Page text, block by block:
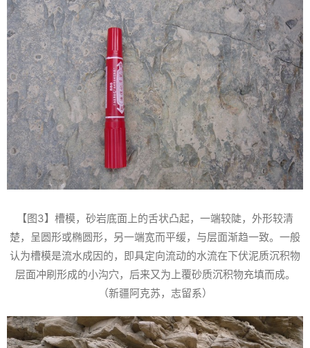
【图3】槽模，砂岩底面上的舌状凸起，一端较陡，外形较清
楚，呈圆形或椭圆形，另一端宽而平缓，与层面渐趋一致。一般
认为槽模是流水成因的，即具定向流动的水流在下伏泥质沉积物
层面冲刷形成的小沟穴，后来又为上覆砂质沉积物充填而成。
（新疆阿克苏，志留系）